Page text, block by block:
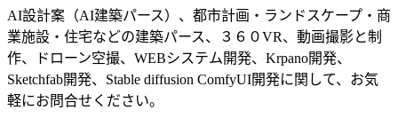
AI設計案（AI建築パース）、都市計画・ランドスケープ・商
業施設・住宅などの建築パース、３６０VR、動画撮影と制
作、ドローン空撮、WEBシステム開発、Krpano開発、
Sketchfab開発、Stable diffusion ComfyUI開発に関して、お気
軽にお問合せください。